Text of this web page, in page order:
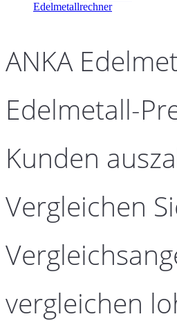
Edelmetallrechner
ANKA
Edelmetall-
Kunden
Vergleichen
vergleichen